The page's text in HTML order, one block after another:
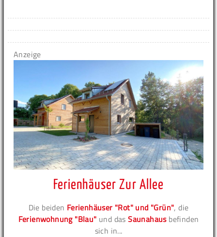
Anzeige
Ferienhäuser Zur Allee
Die beiden Ferienhäuser "Rot" und "Grün", die
Ferienwohnung "Blau" und dasSaunahausbefinden
sich in...